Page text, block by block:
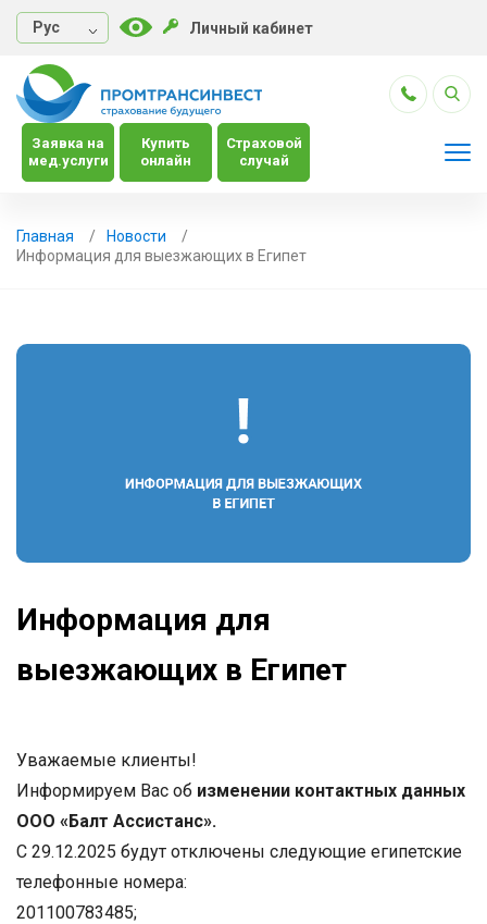
Руc Личный кабинет
Заявка на
мед.услуги
Купить
онлайн
Страховой
случай
Главная
Новости
Информация для выезжающих в Египет
Информация для
выезжающих в Египет
Уважаемые клиенты!
Информируем Вас об изменении контактных данных
ООО «Балт Ассистанс».
С 29.12.2025 будут отключены следующие египетские
телефонные номера:
201100783485;